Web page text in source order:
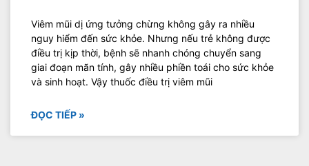
Viêm mũi dị ứng tưởng chừng không gây ra nhiều
nguy hiểm đến sức khỏe. Nhưng nếu trẻ không được
điều trị kịp thời, bệnh sẽ nhanh chóng chuyển sang
giai đoạn mãn tính, gây nhiều phiền toái cho sức khỏe
và sinh hoạt. Vậy thuốc điều trị viêm mũi
ĐỌC TIẾP »